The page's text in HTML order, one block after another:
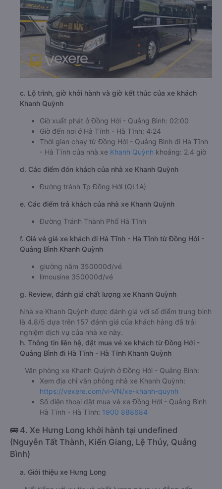
c. Lộ trình, giờ khởi hành và giờ kết thúc của xe khách
Khanh Quỳnh
Giờ xuất phát ở Đồng Hới - Quảng Bình: 02:00
Giờ đến nơi ở Hà Tĩnh - Hà Tĩnh: 4:24
Thời gian chạy từ Đồng Hới - Quảng Bình đi Hà Tĩnh
- Hà Tĩnh của nhà xe Khanh Quỳnh khoảng: 2.4 giờ
d. Các điểm đón khách của nhà xe Khanh Quỳnh
Đường tránh Tp Đồng Hới (QL1A)
e. Các điểm trả khách của nhà xe Khanh Quỳnh
Đường Tránh Thành Phố Hà Tĩnh
f. Giá vé giá xe khách đi Hà Tĩnh - Hà Tĩnh từ Đồng Hới -
Quảng Bình Khanh Quỳnh
giường nằm 350000đ/vé
limousine 350000đ/vé
g. Review, đánh giá chất lượng xe Khanh Quỳnh
Nhà xe Khanh Quỳnh được đánh giá với số điểm trung bình
là 4.8/5 dựa trên 157 đánh giá của khách hàng đã trải
nghiệm dịch vụ của nhà xe này.
h. Thông tin liên hệ, đặt mua vé xe khách từ Đồng Hới -
Quảng Bình đi Hà Tĩnh - Hà Tĩnh Khanh Quỳnh
Văn phòng xe Khanh Quỳnh ở Đồng Hới - Quảng Bình:
Xem địa chỉ văn phòng nhà xe Khanh Quỳnh:
https://vexere.com/vi-VN/xe-khanh-quynh
Số điện thoại đặt mua vé xe Đồng Hới - Quảng Bình
Hà Tĩnh - Hà Tĩnh: 1900 888684
🚌 4. Xe Hưng Long khởi hành tại undefined
(Nguyễn Tất Thành, Kiến Giang, Lệ Thủy, Quảng
Bình)
a. Giới thiệu xe Hưng Long